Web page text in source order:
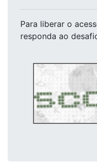
Para liberar o
responda ao